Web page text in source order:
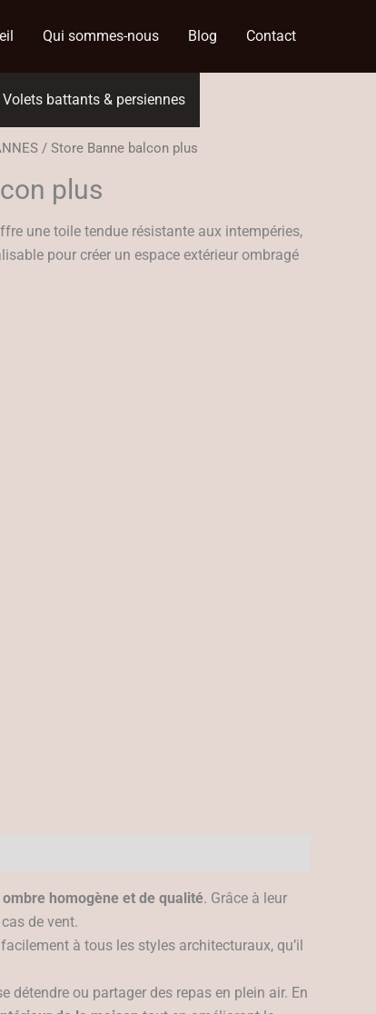
Qui sommes-nous Blog Contact
Volets battants & persiennes
/ Store Banne balcon plus
plus
une toile tendue résistante aux intempéries,
pour créer un espace extérieur ombragé
ombre homogène et de qualité. Grâce à leur
de vent.
à tous les styles architecturaux, qu’il
détendre ou partager des repas en plein air. En